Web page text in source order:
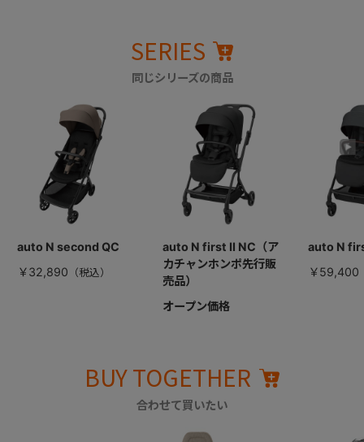
SERIES
同じシリーズの商品
auto N second QC
￥32,890
auto N first II NC（ア
カチャンホンポ先行販
売品）
オープン価格
auto N
￥59,400
BUY TOGETHER
合わせて買いたい